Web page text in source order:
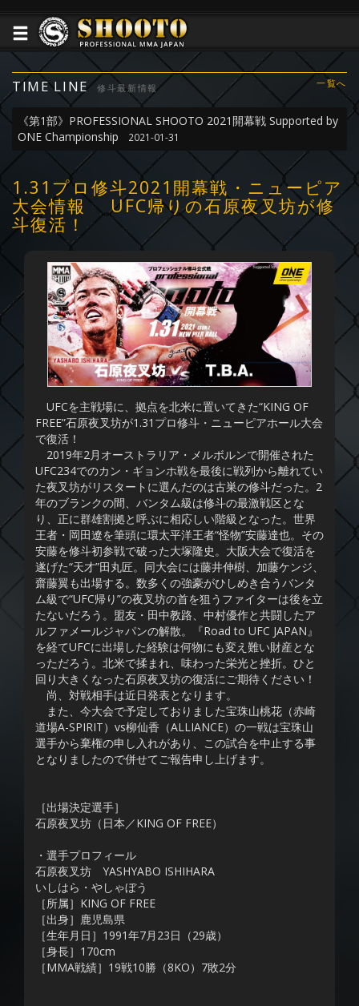
TIME LINE 修斗最新情報 一覧へ
《第1部》PROFESSIONAL SHOOTO 2021開幕戦 Supported by
ONE Championship
2021-01-31
1.31プロ修斗2021開幕戦・ニューピア
大会情報 UFC帰りの石原夜叉坊が修
斗復活！
UFCを主戦場に、拠点を北米に置いてきた“KING OF
FREE”石原夜叉坊が1.31プロ修斗・ニューピアホール大会
で復活！
2019年2月オーストラリア・メルボルンで開催された
UFC234でのカン・ギョンホ戦を最後に戦列から離れてい
た夜叉坊がリスタートに選んだのは古巣の修斗だった。2
年のブランクの間、バンタム級は修斗の最激戦区とな
り、正に群雄割拠と呼ぶに相応しい階級となった。世界
王者・岡田遼を筆頭に環太平洋王者“怪物”安藤達也。その
安藤を修斗初参戦で破った大塚隆史。大阪大会で復活を
遂げた“天才”田丸匠。同大会には藤井伸樹、加藤ケンジ、
齋藤翼も出場する。数多くの強豪がひしめき合うバンタ
ム級で“UFC帰り”の夜叉坊の首を狙うファイターは後を立
たないだろう。盟友・田中教路、中村優作と共闘したア
ルファメールジャパンの解散。『Road to UFC JAPAN』
を経てUFCに出場した経験は何物にも変え難い財産とな
っただろう。北米で揉まれ、味わった栄光と挫折。ひと
回り大きくなった石原夜叉坊の復活にご期待ください！
尚、対戦相手は近日発表となります。
また、今大会で予定しておりました宝珠山桃花（赤崎
道場A-SPIRIT）vs柳仙香（ALLIANCE）の一戦は宝珠山
選手から棄権の申し入れがあり、この試合を中止する事
となりましたので併せてご報告申し上げます。
［出場決定選手］
石原夜叉坊（日本／KING OF FREE）
・選手プロフィール
石原夜叉坊 YASHYABO ISHIHARA
いしはら・やしゃぼう
［所属］KING OF FREE
［出身］鹿児島県
［生年月日］1991年7月23日（29歳）
［身長］170cm
［MMA戦績］19戦10勝（8KO）7敗2分